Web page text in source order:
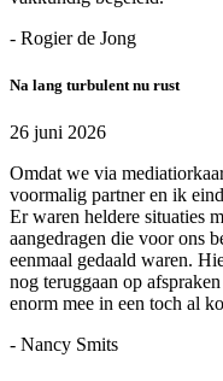
- Rogier de Jong
Na lang turbulent nu rust
26 juni 2026
Omdat we via
voormalig partner en ik
Er waren heldere situaties
aangedragen die voor ons
eenmaal gedaald waren.
nog teruggaan op
enorm mee in een toch al
- Nancy Smits